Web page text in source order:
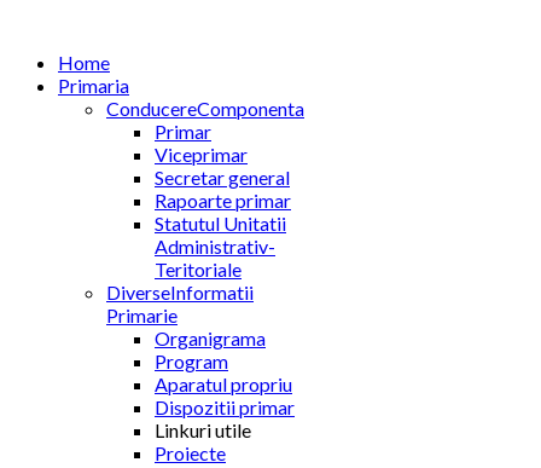
Home
Primaria
ConducereComponenta
Primar
Viceprimar
Secretar general
Rapoarte primar
Statutul Unitatii
Administrativ-
Teritoriale
DiverseInformatii
Primarie
Organigrama
Program
Aparatul propriu
Dispozitii primar
Linkuri utile
Proiecte